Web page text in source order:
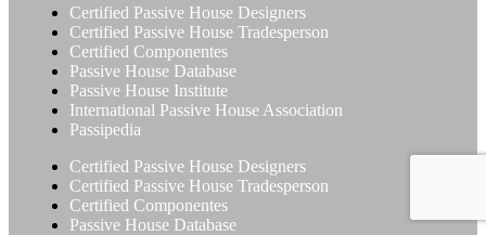
Certified Passive House Designers
Certified Passive House Tradesperson
Certified Componentes
Passive House Database
Passive House Institute
International Passive House Association
Passipedia
Certified Passive House Designers
Certified Passive House Tradesperson
Certified Componentes
Passive House Database